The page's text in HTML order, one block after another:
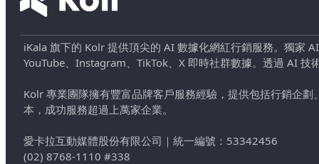
iKala 旗下的 Kolr 提供頂尖的 AI 數據化網紅行銷服務。獨家
YouTube、Instagram、TikTok、X 即時社群數據。透過 AI
Kolr 專業團隊擁有豐富品牌客戶服務經驗，提供包括行銷企
本，成功服務超過上萬家企業。
愛卡拉互動媒體股份有限公司 ｜ 統一編號：53342456
(02) 8768-1110 #338